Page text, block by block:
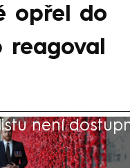
opřel do
reagoval
není